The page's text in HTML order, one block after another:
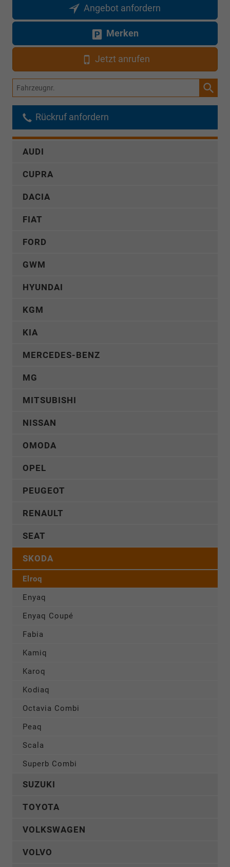
Angebot anfordern
Merken
Jetzt anrufen
Fahrzeugnr.
Rückruf anfordern
AUDI
CUPRA
DACIA
FIAT
FORD
GWM
HYUNDAI
KGM
KIA
MERCEDES-BENZ
MG
MITSUBISHI
NISSAN
OMODA
OPEL
PEUGEOT
RENAULT
SEAT
SKODA
Elroq
Enyaq
Enyaq Coupé
Fabia
Kamiq
Karoq
Kodiaq
Octavia Combi
Peaq
Scala
Superb Combi
SUZUKI
TOYOTA
VOLKSWAGEN
VOLVO